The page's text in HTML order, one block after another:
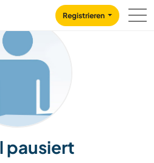
Registrieren
pausiert